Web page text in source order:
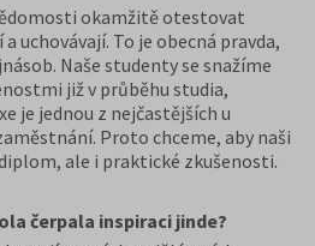
okamžitě otestovat
uchovávají. To je obecná pravda,
Naše studenty se snažíme
již v průběhu studia,
je jednou z nejčastějších u
Proto chceme, aby naši
ale i praktické zkušenosti.
čerpala inspiraci jinde?